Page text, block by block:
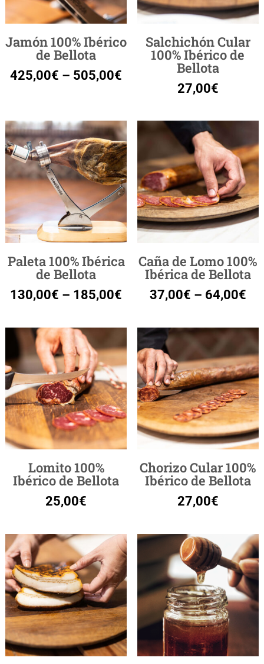
Jamón 100% Ibérico
de Bellota
425,00€ – 505,00€
Salchichón Cular
100% Ibérico de
Bellota
27,00€
Paleta 100% Ibérica
de Bellota
130,00€ – 185,00€
Caña de Lomo 100%
Ibérica de Bellota
37,00€ – 64,00€
Lomito 100%
Ibérico de Bellota
25,00€
Chorizo Cular 100%
Ibérico de Bellota
27,00€